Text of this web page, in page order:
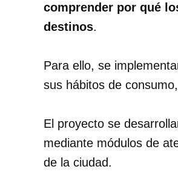
comprender por qué
destinos.
Para ello, se
sus hábitos de
El proyecto se
mediante módulos de
de la ciudad.